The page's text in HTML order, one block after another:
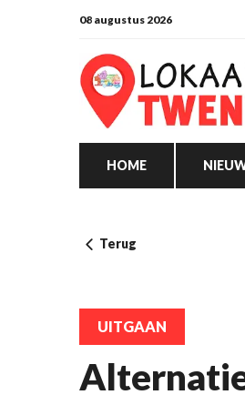
08 augustus 2026
HOME
Terug
UITGAAN